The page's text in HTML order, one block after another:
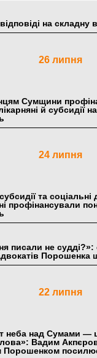
на складну
26 липня
Сумщини
й субсидії
24 липня
субсидії та
профінансували
писали не судді?»:
Порошенка
22 липня
неба над Сумами —
Вадим
Порошенком